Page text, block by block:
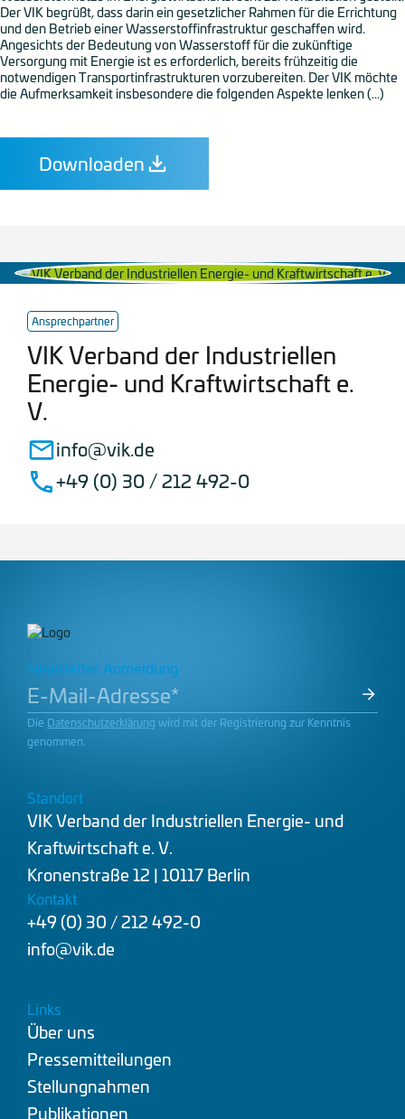
Der VIK begrüßt, dass darin ein gesetzlicher Rahmen für die Errichtung
und den Betrieb einer Wasserstoffinfrastruktur geschaffen wird.
Angesichts der Bedeutung von Wasserstoff für die zukünftige
Versorgung mit Energie ist es erforderlich, bereits frühzeitig die
notwendigen Transportinfrastrukturen vorzubereiten. Der VIK möchte
die Aufmerksamkeit insbesondere die folgenden Aspekte lenken (...)
Downloaden
Ansprechpartner
VIK Verband der Industriellen
Energie- und Kraftwirtschaft e.
V.
info@vik.de
+49 (0) 30 / 212 492-0
Newsletter Anmeldung
Die Datenschutzerklärung wird mit der Registrierung zur Kenntnis
genommen.
Standort
VIK Verband der Industriellen Energie- und
Kraftwirtschaft e. V.
Kronenstraße 12 | 10117 Berlin
Kontakt
+49 (0) 30 / 212 492-0
info@vik.de
Links
Über uns
Pressemitteilungen
Stellungnahmen
Publikationen